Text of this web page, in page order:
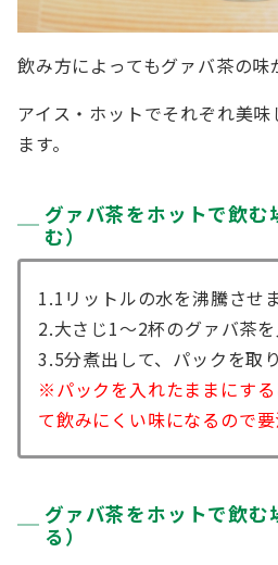
飲み方によってもグァバ茶の味
アイス・ホットでそれぞれ美
ます。
グァバ茶をホットで飲
む）
1.1リットルの水を沸騰させ
2.大さじ1～2杯のグァバ茶
3.5分煮出して、パックを取
※パックを入れたままにする
て飲みにくい味になるので要
グァバ茶をホットで飲
る）